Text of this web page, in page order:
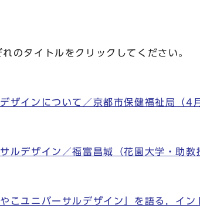
タイトルをクリックしてください。
ザインについて／京都市保健福祉局（4
ルデザイン／福富昌城（花園大学・助
こユニバーサルデザイン」を語る，イ